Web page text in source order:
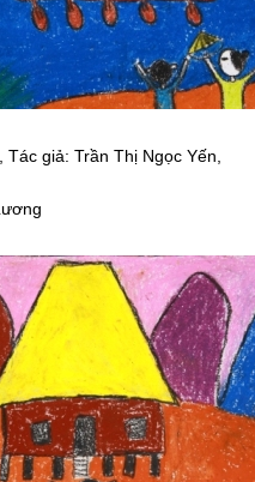
giả: Trần Thị Ngọc Yến,